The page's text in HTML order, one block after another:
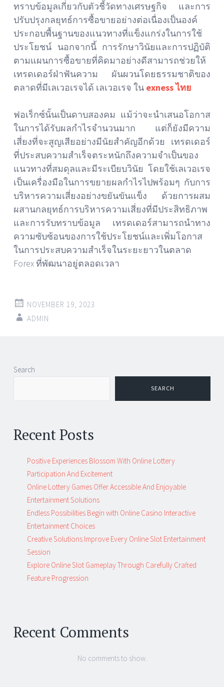
ทราบข้อมูลเกี่ยวกับตัวชี้วัดทางเศรษฐกิจ และการ
ปรับปรุงกลยุทธ์การซื้อขายอย่างต่อเนื่องเป็นองค์
ประกอบพื้นฐานของแนวทางที่แข็งแกร่งในการใช้
ประโยชน์ นอกจากนี้ การรักษาวินัยและการปฏิบัติ
ตามแผนการซื้อขายที่คิดมาอย่างดีสามารถช่วยให้
เทรดเดอร์ฝ่าฟันความ ผันผวนโดยธรรมชาติของ
ตลาดที่มีเลเวอเรจได้ เลเวอเรจ ใน exness ไทย
ฟอเร็กซ์นั้นเป็นดาบสองคม แม้ว่าจะนำเสนอโอกาส
ในการได้รับผลกำไรจำนวนมาก แต่ก็ยังมีความ
เสี่ยงที่จะสูญเสียอย่างมีนัยสำคัญอีกด้วย เทรดเดอร์
ที่ประสบความสำเร็จตระหนักถึงความจำเป็นของ
แนวทางที่สมดุลและมีระเบียบวินัย โดยใช้เลเวอเรจ
เป็นเครื่องมือในการขยายผลกำไรไปพร้อมๆ กับการ
บริหารความเสี่ยงอย่างขยันขันแข็ง ด้วยการผสม
ผสานกลยุทธ์การบริหารความเสี่ยงที่มีประสิทธิภาพ
และการรับทราบข้อมูล เทรดเดอร์สามารถนำทาง
ความซับซ้อนของการใช้ประโยชน์และเพิ่มโอกาส
ในการประสบความสำเร็จในระยะยาวในตลาด
Forex ที่พัฒนาอยู่ตลอดเวลา
NOVEMBER 19, 2023
ADMIN
Post
navigation
Search
SEARCH
Recent Posts
Positive Experiences Blossom With Online Lottery
Participation And Excitement
Online Lottery Games Offer Accessible And Enjoyable
Entertainment Solutions
Endless Possibilities Begin with Online Casino Interactive
Entertainment Choices
Creative Solutions Improve Every Online Slot Entertainment
Session
Explore Online Slot Gameplay Through Carefully Crafted
Feature Progression
Recent Comments
No comments to show.